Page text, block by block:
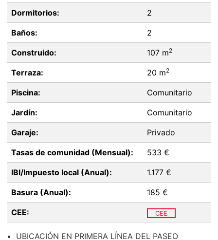
Dormitorios: 2
Baños: 2
Construido: 107 m2
Terraza: 20 m2
Piscina: Comunitario
Jardín: Comunitario
Garaje: Privado
Tasas de comunidad (Mensual): 533 €
IBI/Impuesto local (Anual): 1.177 €
Basura (Anual): 185 €
CEE: CEE
UBICACIÓN EN PRIMERA LÍNEA DEL PASEO